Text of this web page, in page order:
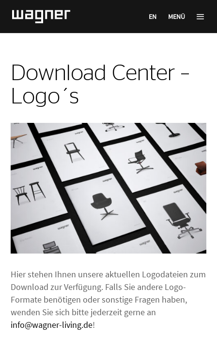
EN MENÜ
Download Center –
Logo´s
Hier stehen Ihnen unsere aktuellen Logodateien zum
Download zur Verfügung. Falls Sie andere Logo-
Formate benötigen oder sonstige Fragen haben,
wenden Sie sich bitte jederzeit gerne an
info@wagner-living.de!